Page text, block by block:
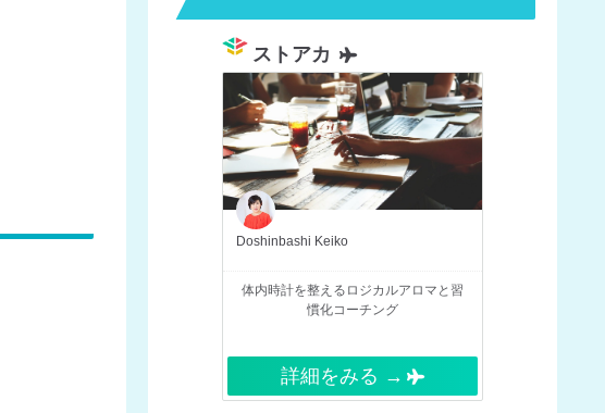
ストアカ
Doshinbashi Keiko
体内時計を整えるロジカルアロマと習
慣化コーチング
詳細をみる →